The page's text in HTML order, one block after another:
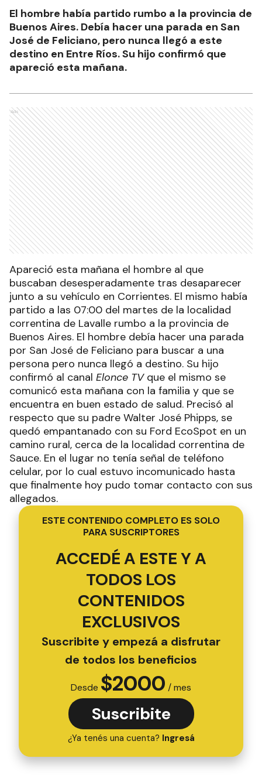
El hombre había partido rumbo a la provincia de
Buenos Aires. Debía hacer una parada en San
José de Feliciano, pero nunca llegó a este
destino en Entre Ríos. Su hijo confirmó que
apareció esta mañana.
Ads
Apareció esta mañana el hombre al que
buscaban desesperadamente tras desaparecer
junto a su vehículo en Corrientes. El mismo había
partido a las 07:00 del martes de la localidad
correntina de Lavalle rumbo a la provincia de
Buenos Aires. El hombre debía hacer una parada
por San José de Feliciano para buscar a una
persona pero nunca llegó a destino. Su hijo
confirmó al canal Elonce TVque el mismo se
comunicó esta mañana con la familia y que se
encuentra en buen estado de salud. Precisó al
respecto que su padre Walter José Phipps, se
quedó empantanado con su Ford EcoSpot en un
camino rural, cerca de la localidad correntina de
Sauce. En el lugar no tenía señal de teléfono
celular, por lo cual estuvo incomunicado hasta
que finalmente hoy pudo tomar contacto con sus
allegados.
ESTE CONTENIDO COMPLETO ES SOLO
PARA SUSCRIPTORES
ACCEDÉ A ESTE Y A
TODOS LOS
CONTENIDOS
EXCLUSIVOS
Suscribite y empezá a disfrutar
de todos los beneficios
Desde $2000 / mes
Suscribite
¿Ya tenés una cuenta? Ingresá